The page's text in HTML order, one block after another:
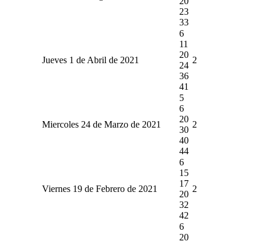
23
33
Jueves 1 de Abril de 2021
6
11
20
24
36
41
2
Miercoles 24 de Marzo de 2021
5
6
20
30
40
44
2
Viernes 19 de Febrero de 2021
6
15
17
20
32
42
2
6
20